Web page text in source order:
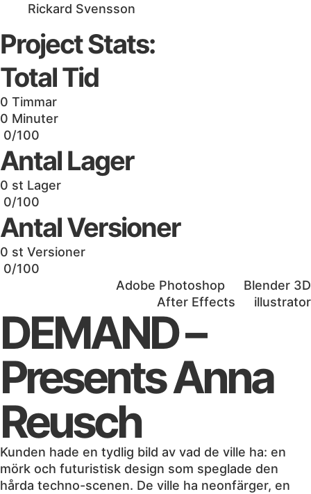
Rickard Svensson
Project Stats:
Total Tid
0 Timmar
0 Minuter
0/100
Antal Lager
0 st Lager
0/100
Antal Versioner
0 st Versioner
0/100
Adobe Photoshop
Blender 3D
After Effects
illustrator
DEMAND –
Presents Anna
Reusch
Kunden hade en tydlig bild av vad de ville ha: en
mörk och futuristisk design som speglade den
hårda techno-scenen. De ville ha neonfärger, en